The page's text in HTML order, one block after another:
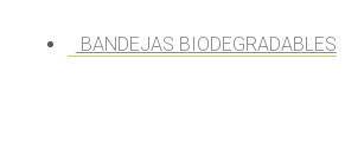
BANDEJAS BIODEGRADABLES